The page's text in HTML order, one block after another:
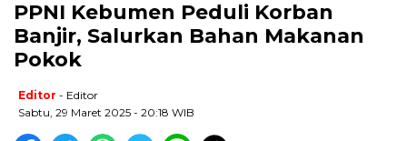
PPNI Kebumen Peduli Korban
Banjir, Salurkan Bahan Makanan
Pokok
Editor - Editor
Sabtu, 29 Maret 2025 - 20:18 WIB